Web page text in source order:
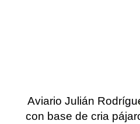
Aviario Julián
con base de cria